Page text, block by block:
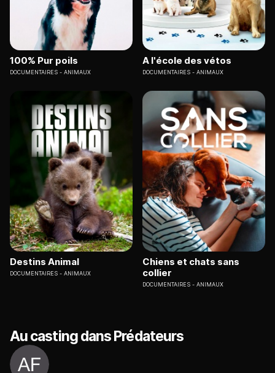
100% Pur poils
DOCUMENTAIRES ANIMAUX
A l'école des vétos
DOCUMENTAIRES ANIMAUX
Destins Animal
DOCUMENTAIRES ANIMAUX
Chiens et chats sans
collier
DOCUMENTAIRES ANIMAUX
Au casting dans Prédateurs